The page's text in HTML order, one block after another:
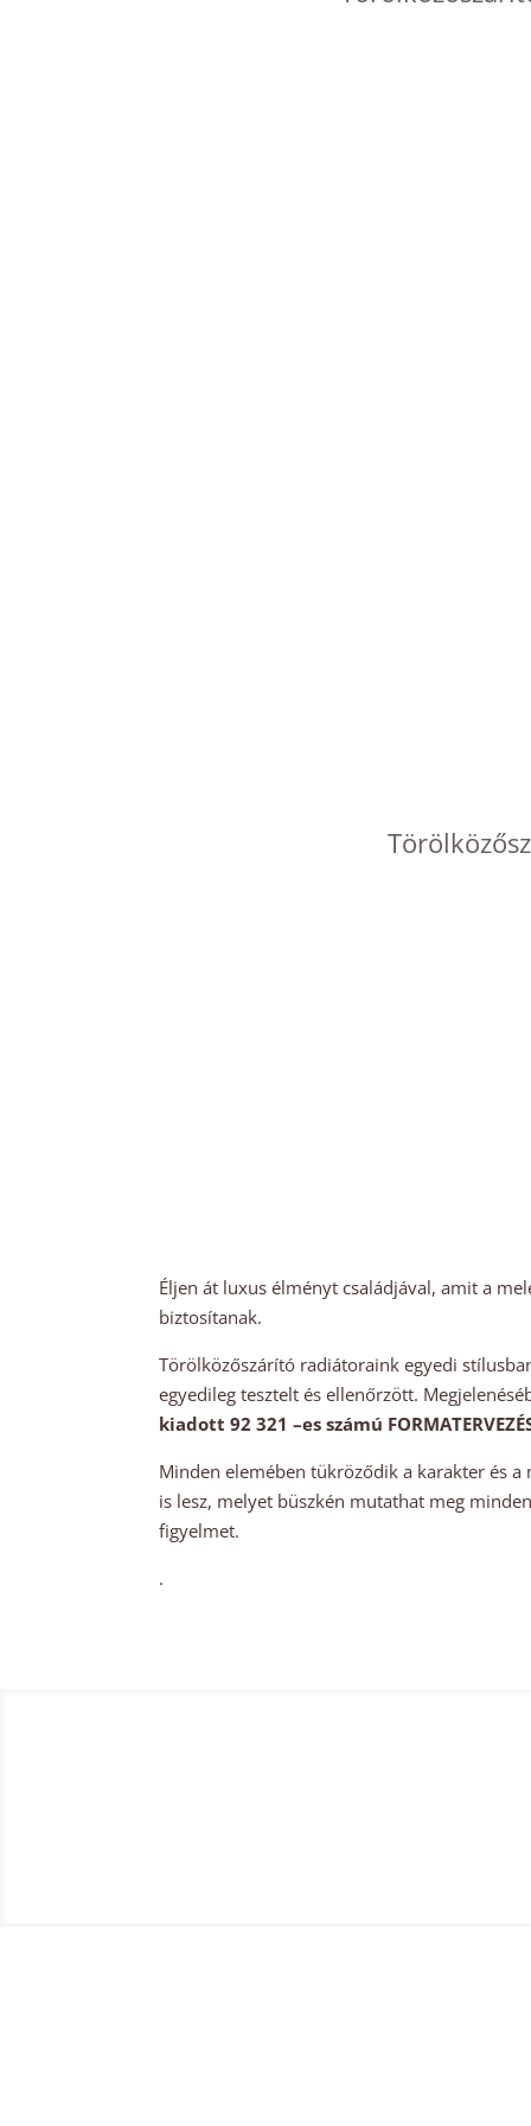
Éljen át luxus élményt családjával, amit a
biztosítanak.
Törölközőszárító radiátoraink egyedi
egyedileg tesztelt és ellenőrzött.
kiadott 92 321 –es számú
Minden elemében tükröződik a karakter és a
is lesz, melyet büszkén mutathat meg
figyelmet.
.